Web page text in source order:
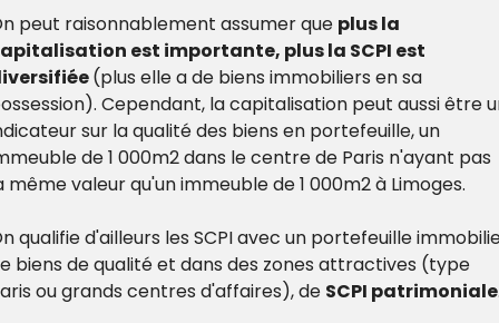
peut raisonnablement assumer que plus la
est importante, plus la SCPI est
(plus elle a de biens immobiliers en sa
Cependant, la capitalisation peut aussi être
sur la qualité des biens en portefeuille, un
de 1 000m2 dans le centre de Paris n'ayant pas
même valeur qu'un immeuble de 1 000m2 à Limoges.
qualifie d'ailleurs les SCPI avec un portefeuille
biens de qualité et dans des zones attractives (type
ou grands centres d'affaires), de SCPI patrimoniale